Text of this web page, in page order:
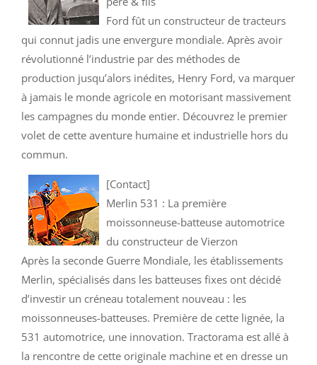
Ford fût un constructeur de tracteurs
qui connut jadis une envergure mondiale. Après avoir
révolutionné l’industrie par des méthodes de
production jusqu’alors inédites, Henry Ford, va marquer
à jamais le monde agricole en motorisant massivement
les campagnes du monde entier. Découvrez le premier
volet de cette aventure humaine et industrielle hors du
commun.
[Contact]
Merlin 531 : La première
moissonneuse-batteuse automotrice
du constructeur de Vierzon
Après la seconde Guerre Mondiale, les établissements
Merlin, spécialisés dans les batteuses fixes ont décidé
d’investir un créneau totalement nouveau : les
moissonneuses-batteuses. Première de cette lignée, la
531 automotrice, une innovation. Tractorama est allé à
la rencontre de cette originale machine et en dresse un